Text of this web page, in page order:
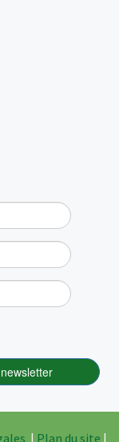
| Plan du site |